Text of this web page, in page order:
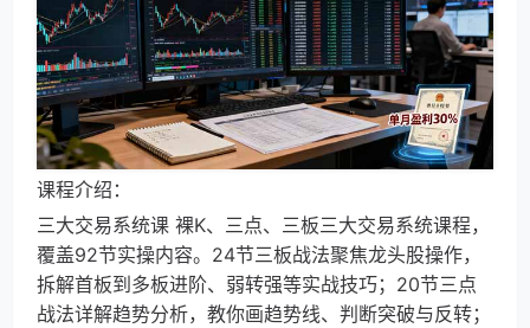
课程介绍：
三大交易系统课 裸K、三点、三板三大交易系统课程，
覆盖92节实操内容。24节三板战法聚焦龙头股操作，
拆解首板到多板进阶、弱转强等实战技巧；20节三点
战法详解趋势分析，教你画趋势线、判断突破与反转；